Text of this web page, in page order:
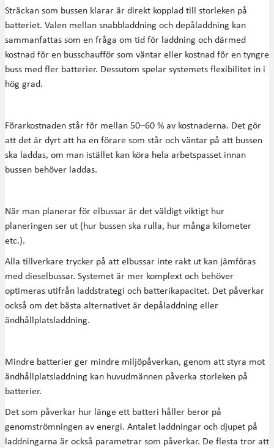
Sträckan som bussen klarar är direkt kopplad till storleken på
batteriet. Valen mellan snabbladdning och depåladdning kan
sammanfattas som en fråga om tid för laddning och därmed
kostnad för en busschaufför som väntar eller kostnad för en tyngre
buss med fler batterier. Dessutom spelar systemets flexibilitet in i
hög grad.
Förarkostnaden står för mellan 50–60 % av kostnaderna. Det gör
att det är dyrt att ha en förare som står och väntar på att bussen
ska laddas, om man istället kan köra hela arbetspasset innan
bussen behöver laddas.
När man planerar för elbussar är det väldigt viktigt hur
planeringen ser ut (hur bussen ska rulla, hur många kilometer
etc.).
Alla tillverkare trycker på att elbussar inte rakt ut kan jämföras
med dieselbussar. Systemet är mer komplext och behöver
optimeras utifrån laddstrategi och batterikapacitet. Det påverkar
också om det bästa alternativet är depåladdning eller
ändhållplatsladdning.
Mindre batterier ger mindre miljöpåverkan, genom att styra mot
ändhållplatsladdning kan huvudmännen påverka storleken på
batterier.
Det som påverkar hur länge ett batteri håller beror på
genomströmningen av energi. Antalet laddningar och djupet på
laddningarna är också parametrar som påverkar. De flesta tror att